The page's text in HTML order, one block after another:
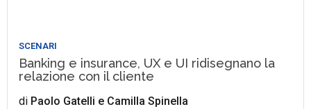
SCENARI
Banking e insurance, UX e UI ridisegnano la
relazione con il cliente
di Paolo Gatelli e Camilla Spinella